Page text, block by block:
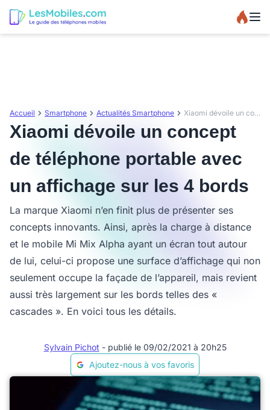
Accueil Smartphone Actualités Smartphone Xiaomi dévoile un concept de téléphone portable avec un affichage sur les 4 bords
Xiaomi dévoile un concept
de téléphone portable avec
un affichage sur les 4 bords
La marque Xiaomi n’en finit plus de présenter ses
concepts innovants. Ainsi, après la charge à distance
et le mobile Mi Mix Alpha ayant un écran tout autour
de lui, celui-ci propose une surface d’affichage qui non
seulement occupe la façade de l’appareil, mais revient
aussi très largement sur les bords telles des «
cascades ». En voici tous les détails.
Sylvain Pichot - publié le 09/02/2021 à 20h25
Ajoutez-nous à vos favoris